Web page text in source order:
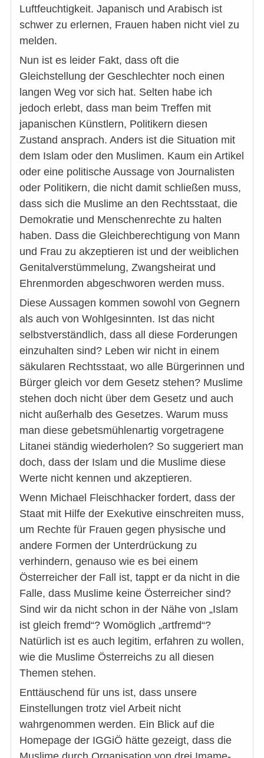
Luftfeuchtigkeit. Japanisch und Arabisch ist
schwer zu erlernen, Frauen haben nicht viel zu
melden.
Nun ist es leider Fakt, dass oft die
Gleichstellung der Geschlechter noch einen
langen Weg vor sich hat. Selten habe ich
jedoch erlebt, dass man beim Treffen mit
japanischen Künstlern, Politikern diesen
Zustand ansprach. Anders ist die Situation mit
dem Islam oder den Muslimen. Kaum ein Artikel
oder eine politische Aussage von Journalisten
oder Politikern, die nicht damit schließen muss,
dass sich die Muslime an den Rechtsstaat, die
Demokratie und Menschenrechte zu halten
haben. Dass die Gleichberechtigung von Mann
und Frau zu akzeptieren ist und der weiblichen
Genitalverstümmelung, Zwangsheirat und
Ehrenmorden abgeschworen werden muss.
Diese Aussagen kommen sowohl von Gegnern
als auch von Wohlgesinnten. Ist das nicht
selbstverständlich, dass all diese Forderungen
einzuhalten sind? Leben wir nicht in einem
säkularen Rechtsstaat, wo alle Bürgerinnen und
Bürger gleich vor dem Gesetz stehen? Muslime
stehen doch nicht über dem Gesetz und auch
nicht außerhalb des Gesetzes. Warum muss
man diese gebetsmühlenartig vorgetragene
Litanei ständig wiederholen? So suggeriert man
doch, dass der Islam und die Muslime diese
Werte nicht kennen und akzeptieren.
Wenn Michael Fleischhacker fordert, dass der
Staat mit Hilfe der Exekutive einschreiten muss,
um Rechte für Frauen gegen physische und
andere Formen der Unterdrückung zu
verhindern, genauso wie es bei einem
Österreicher der Fall ist, tappt er da nicht in die
Falle, dass Muslime keine Österreicher sind?
Sind wir da nicht schon in der Nähe von „Islam
ist gleich fremd“? Womöglich „artfremd“?
Natürlich ist es auch legitim, erfahren zu wollen,
wie die Muslime Österreichs zu all diesen
Themen stehen.
Enttäuschend für uns ist, dass unsere
Einstellungen trotz viel Arbeit nicht
wahrgenommen werden. Ein Blick auf die
Homepage der IGGiÖ hätte gezeigt, dass die